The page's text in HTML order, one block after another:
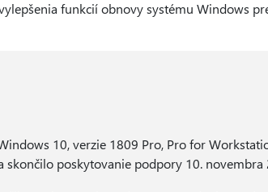
funkcií obnovy systému Windows
10, verzie 1809 Pro, Pro for
skončilo poskytovanie podpory 10. novembra